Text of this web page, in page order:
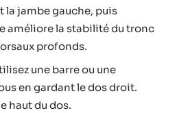
la jambe gauche, puis
améliore la stabilité du tronc
profonds.
une barre ou une
en gardant le dos droit.
haut du dos.